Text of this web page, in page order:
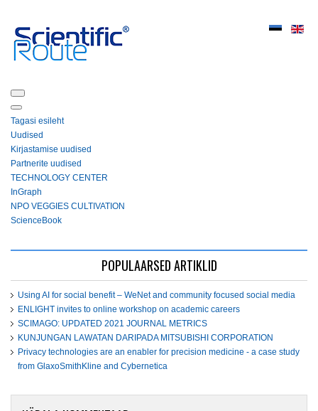
Tagasi esileht
Uudised
Kirjastamise uudised
Partnerite uudised
ТЕСHNOLOGY СЕNTЕR
InGraph
NPO VEGGIES CULTIVATION
ScienceBook
POPULAARSED ARTIKLID
Using AI for social benefit – WeNet and community focused social media
ENLIGHT invites to online workshop on academic careers
SCIMAGO: UPDATED 2021 JOURNAL METRICS
KUNJUNGAN LAWATAN DARIPADA MITSUBISHI CORPORATION
Privacy technologies are an enabler for precision medicine - a case study
from GlaxoSmithKline and Cybernetica